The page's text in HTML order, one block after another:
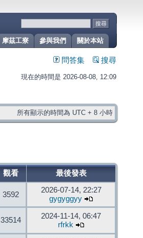
關於本站
參與我們
摩茲工寮
問答集 搜尋
現在的時間是 2026-08-08, 12:09
所有顯示的時間為 UTC + 8 小時
觀看 最後發表
3592
2026-07-14, 22:27
gygyggyy
33514
2024-11-14, 06:47
rfrkk